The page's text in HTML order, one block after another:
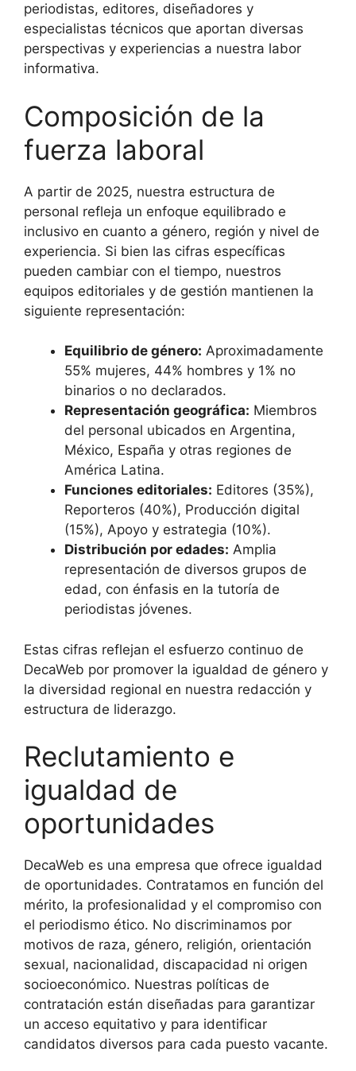
periodistas, editores, diseñadores y
especialistas técnicos que aportan diversas
perspectivas y experiencias a nuestra labor
informativa.
Composición de la
fuerza laboral
A partir de 2025, nuestra estructura de
personal refleja un enfoque equilibrado e
inclusivo en cuanto a género, región y nivel de
experiencia. Si bien las cifras específicas
pueden cambiar con el tiempo, nuestros
equipos editoriales y de gestión mantienen la
siguiente representación:
Equilibrio de género: Aproximadamente
55% mujeres, 44% hombres y 1% no
binarios o no declarados.
Representación geográfica: Miembros
del personal ubicados en Argentina,
México, España y otras regiones de
América Latina.
Funciones editoriales: Editores (35%),
Reporteros (40%), Producción digital
(15%), Apoyo y estrategia (10%).
Distribución por edades: Amplia
representación de diversos grupos de
edad, con énfasis en la tutoría de
periodistas jóvenes.
Estas cifras reflejan el esfuerzo continuo de
DecaWeb por promover la igualdad de género y
la diversidad regional en nuestra redacción y
estructura de liderazgo.
Reclutamiento e
igualdad de
oportunidades
DecaWeb es una empresa que ofrece igualdad
de oportunidades. Contratamos en función del
mérito, la profesionalidad y el compromiso con
el periodismo ético. No discriminamos por
motivos de raza, género, religión, orientación
sexual, nacionalidad, discapacidad ni origen
socioeconómico. Nuestras políticas de
contratación están diseñadas para garantizar
un acceso equitativo y para identificar
candidatos diversos para cada puesto vacante.